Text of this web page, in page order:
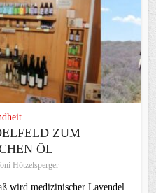
ZUM
ÖL
Hötzelsperger
wird medizinischer Lavendel